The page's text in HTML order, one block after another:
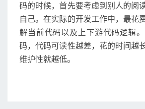
码的时候，首先要考虑到别人的阅
自己。在实际的开发工作中，最花
解当前代码以及上下游代码逻辑
码，代码可读性越差，花的时间越
维护性就越低。